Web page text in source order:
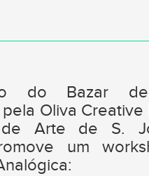
do Bazar
Oliva Creative
Arte de S.
um